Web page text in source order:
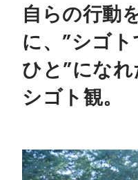
自らの行動
に、”シゴ
ひと”になれ
シゴト観。